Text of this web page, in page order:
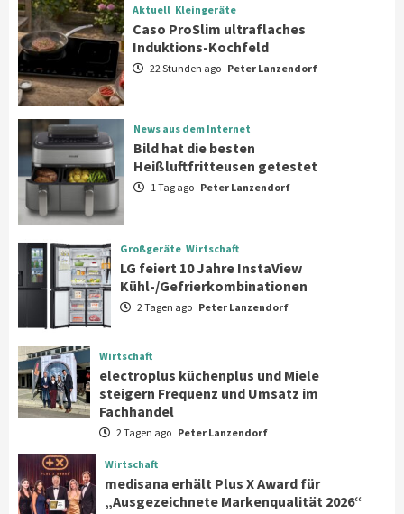
1
Aktuell Kleingeräte
Caso ProSlim ultraflaches Induktions-
Kochfeld
News aus dem Internet
Bild hat die besten Heißluftfritteusen
getestet
3
Großgeräte
LG feiert 10 Jahre InstaView
Kühl-/Gefrierkombinationen
4
Wirtschaft
electroplus küchenplus und Miele
steigern Frequenz und Umsatz im
Fachhandel
5
medisana erhält Plus X Award für
„Ausgezeichnete Markenqualität 2026“
Aktuell Kleingeräte
Caso ProSlim ultraflaches
Induktions-Kochfeld
22 Stunden ago Peter Lanzendorf
News aus dem Internet
Bild hat die besten
Heißluftfritteusen getestet
1 Tag ago Peter Lanzendorf
Großgeräte Wirtschaft
LG feiert 10 Jahre InstaView
Kühl-/Gefrierkombinationen
2 Tagen ago Peter Lanzendorf
Wirtschaft
electroplus küchenplus und Miele
steigern Frequenz und Umsatz im
Fachhandel
2 Tagen ago Peter Lanzendorf
Wirtschaft
medisana erhält Plus X Award für
„Ausgezeichnete Markenqualität 2026“